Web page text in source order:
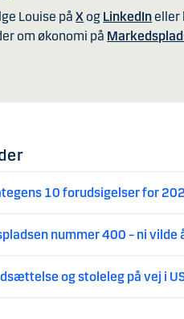
Louise påX og LinkedIn eller
om økonomi på
10 forudsigelser for
nummer 400 – ni vilde
og stoleleg på vej i